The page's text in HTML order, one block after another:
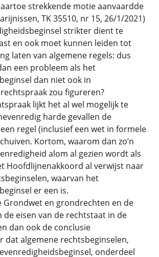
strekkende motie aanvaardde
TK 35510, nr 15, 26/1/2021)
strikter dient te
en ook moet kunnen leiden tot
laten van algemene regels: dus
een probleem als het
dan niet ook in
zou figureren?
lijkt het al wel mogelijk te
harde gevallen de
regel (inclusief een wet in formele
Kortom, waarom dan zo’n
alom al gezien wordt als
Hoofdlijnenakkoord al verwijst naar
waarvan het
er een is.
Grondwet en grondrechten en de
de eisen van de rechtstaat in de
dan ook de conclusie
dat algemene rechtsbeginselen,
onderdeel